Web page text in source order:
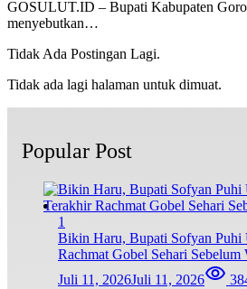
GOSULUT.ID – Bupati Kabupaten
menyebutkan…
Tidak Ada Postingan Lagi.
Tidak ada lagi halaman untuk dimuat.
Popular Post
1
Bikin Haru, Bupati Sofyan Puhi
Rachmat Gobel Sehari Sebelum
Juli 11, 2026Juli 11, 2026